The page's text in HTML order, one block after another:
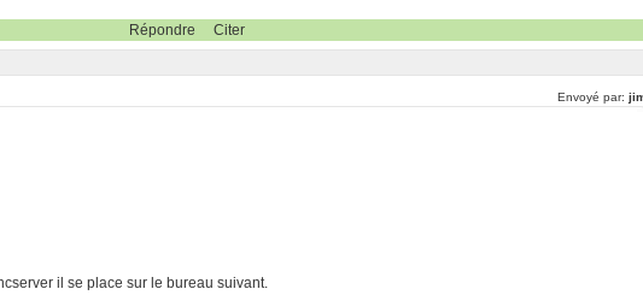
Répondre Citer
Envoyé par:
il se place sur le bureau suivant.